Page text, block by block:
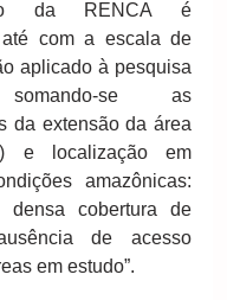
da RENCA é
até com a escala de
aplicado à pesquisa
se as
da extensão da área
e localização em
amazônicas:
densa cobertura de
de acesso
em estudo”.